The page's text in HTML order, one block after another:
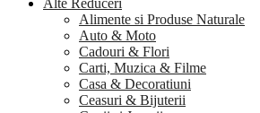
Alte Reduceri
Alimente si Produse Naturale
Auto & Moto
Cadouri & Flori
Carti, Muzica & Filme
Casa & Decoratiuni
Ceasuri & Bijuterii